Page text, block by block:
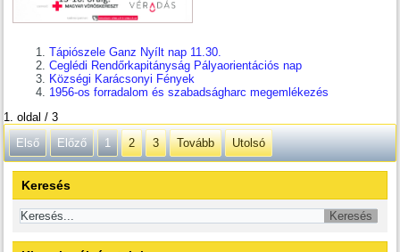
Tápiószele Ganz Nyílt nap 11.30.
Ceglédi Rendőrkapitányság Pályaorientációs nap
Községi Karácsonyi Fények
1956-os forradalom és szabadságharc megemlékezés
1. oldal / 3
Első
Előző 1 2 3 Tovább Utolsó
Keresés